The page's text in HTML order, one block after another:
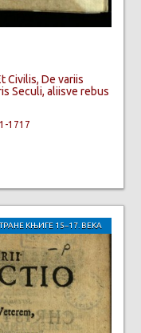
Civilis, De variis
Seculi, aliisve rebus
1717
КЊИГЕ 15–17. ВЕКА